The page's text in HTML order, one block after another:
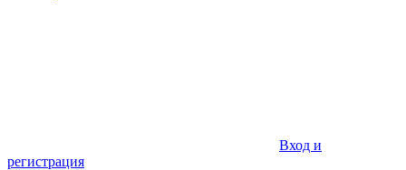
Вход и
регистрация